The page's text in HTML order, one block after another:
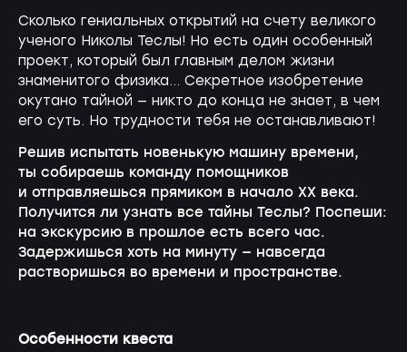
Сколько гениальных открытий на счету великого
ученого Николы Теслы! Но есть один особенный
проект, который был главным делом жизни
знаменитого физика… Секретное изобретение
окутано тайной — никто до конца не знает, в чем
его суть. Но трудности тебя не останавливают!
Решив испытать новенькую машину времени,
ты собираешь команду помощников
и отправляешься прямиком в начало ХХ века.
Получится ли узнать все тайны Теслы? Поспеши:
на экскурсию в прошлое есть всего час.
Задержишься хоть на минуту — навсегда
растворишься во времени и пространстве.
Особенности квеста